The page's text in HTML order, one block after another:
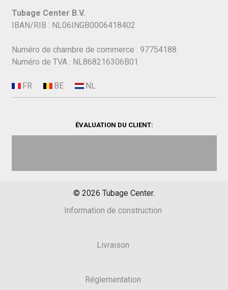
Tubage Center B.V.
IBAN/RIB : NL06INGB0006418402
Numéro de chambre de commerce : 97754188
Numéro de TVA : NL868216306B01
ÉVALUATION DU CLIENT:
© 2026 Tubage Center.
Information de construction
Livraison
Réglementation